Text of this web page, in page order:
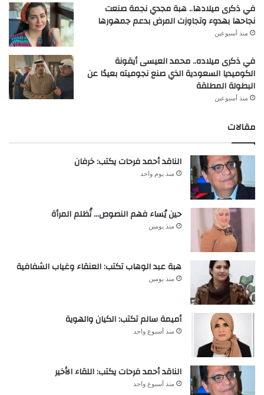
في ذكرى ميلادها.. هبة مجدي نجمة صنعت
نجاحها بهدوء وتجاوزت المرض بدعم جمهورها
منذ أسبوعين
في ذكرى ميلاده.. محمد العيسى أيقونة
الكوميديا السعودية الذي صنع نجوميته بعيدًا عن
البطولة المطلقة
منذ أسبوعين
مقالات
الناقد أحمد فرحات يكتب: خرفان
منذ يوم واحد
حين يُساء فهم النصوص… تُظلم المرأة
منذ يومين
هبة عبد الوهاب تكتب: العنقاء وغياب الشفافية
منذ يومين
أميمة سالم تكتب: الكيان والهوية
منذ أسبوع واحد
الناقد أحمد فرحات يكتب: اللقاء الأخير
منذ أسبوع واحد